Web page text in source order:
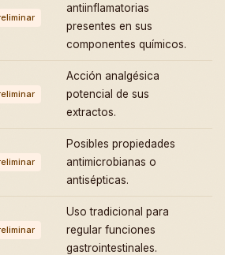
antiinflamatorias
presentes en sus
componentes químicos.
Acción analgésica
potencial de sus
extractos.
Posibles propiedades
antimicrobianas o
antisépticas.
Uso tradicional para
regular funciones
gastrointestinales.